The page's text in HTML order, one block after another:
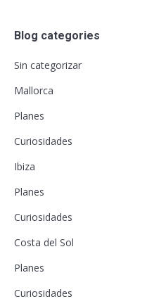
Blog categories
Sin categorizar
Mallorca
Planes
Curiosidades
Ibiza
Planes
Curiosidades
Costa del Sol
Planes
Curiosidades